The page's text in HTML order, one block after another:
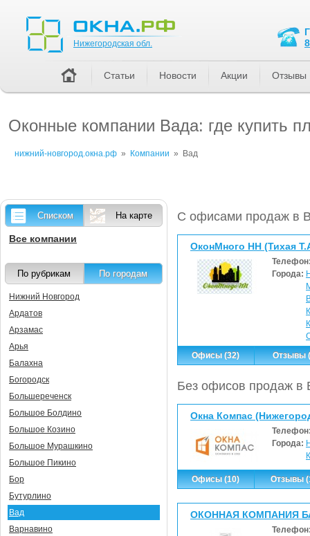
Оконные компании Вада: где купить
нижний-новгород.окна.рф » Компании » Вад
С офисами продаж в
ОконМного НН (Тихая
Города:
Офисы (32)
Отзывы
Без офисов продаж в
Окна Компас
Города:
Офисы (10) Отзывы
ОКОННАЯ КОМПАНИЯ
Списком На карте
Все компании
По рубрикам По городам
Нижний Новгород
Ардатов
Арзамас
Арья
Балахна
Богородск
Большереченск
Большое Болдино
Большое Козино
Большое Мурашкино
Большое Пикино
Бор
Бутурлино
Вад
Варнавино
Нижегородская обл.
Статьи Новости Акции Отзывы